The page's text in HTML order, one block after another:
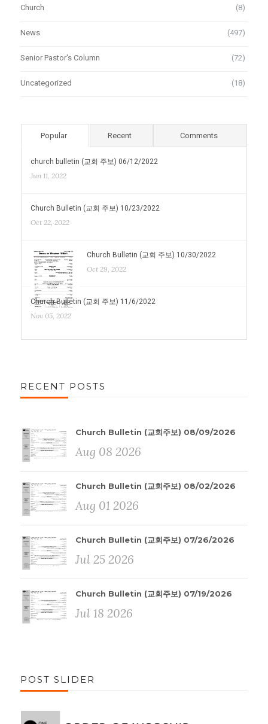
Church (8)
News (497)
Senior Pastor's Column (72)
Uncategorized (18)
Popular Recent Comments
church bulletin (교회 주보) 06/12/2022
Jun 11, 2022
Church Bulletin (교회 주보) 10/23/2022
Oct 22, 2022
Church Bulletin (교회 주보) 10/30/2022
Oct 29, 2022
Church Bulletin (교회 주보) 11/6/2022
Nov 05, 2022
RECENT POSTS
Church Bulletin (교회주보) 08/09/2026
Aug 08 2026
Church Bulletin (교회주보) 08/02/2026
Aug 01 2026
Church Bulletin (교회주보) 07/26/2026
Jul 25 2026
Church Bulletin (교회주보) 07/19/2026
Jul 18 2026
POST SLIDER